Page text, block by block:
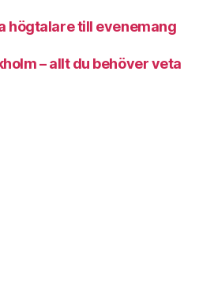
högtalare till evenemang
– allt du behöver veta